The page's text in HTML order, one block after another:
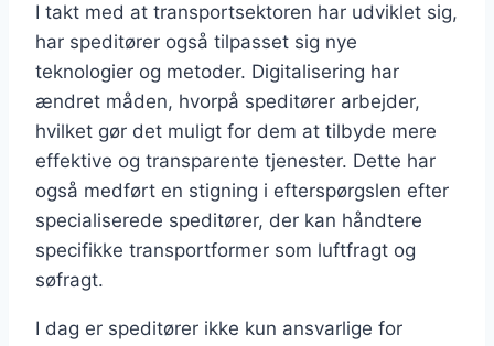
I takt med at transportsektoren har udviklet sig,
har speditører også tilpasset sig nye
teknologier og metoder. Digitalisering har
ændret måden, hvorpå speditører arbejder,
hvilket gør det muligt for dem at tilbyde mere
effektive og transparente tjenester. Dette har
også medført en stigning i efterspørgslen efter
specialiserede speditører, der kan håndtere
specifikke transportformer som luftfragt og
søfragt.
I dag er speditører ikke kun ansvarlige for